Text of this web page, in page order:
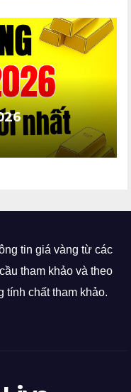
tin giá vàng từ các
tham khảo và theo
tính chất tham khảo.